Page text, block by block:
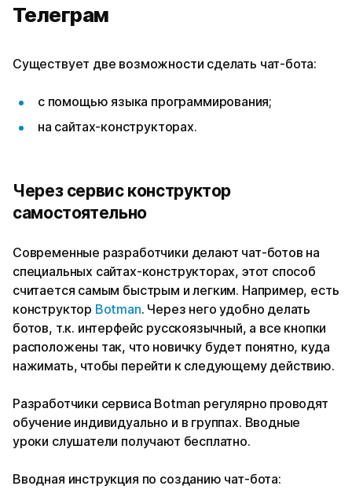
Телеграм
Существует две возможности сделать чат-бота:
с помощью языка программирования;
на сайтах-конструкторах.
Через сервис конструктор
самостоятельно
Современные разработчики делают чат-ботов на
специальных сайтах-конструкторах, этот способ
считается самым быстрым и легким. Например, есть
конструктор Botman. Через него удобно делать
ботов, т.к. интерфейс русскоязычный, а все кнопки
расположены так, что новичку будет понятно, куда
нажимать, чтобы перейти к следующему действию.
Разработчики сервиса Botman регулярно проводят
обучение индивидуально и в группах. Вводные
уроки слушатели получают бесплатно.
Вводная инструкция по созданию чат-бота: